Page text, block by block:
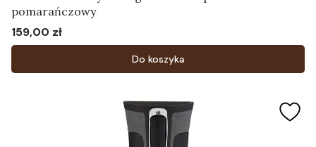
pomarańczowy
Cena
159,00 zł
Do koszyka